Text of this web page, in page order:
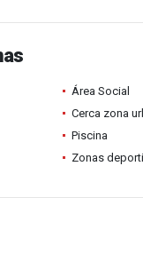
Área Social
Cerca zona
Piscina
Zonas